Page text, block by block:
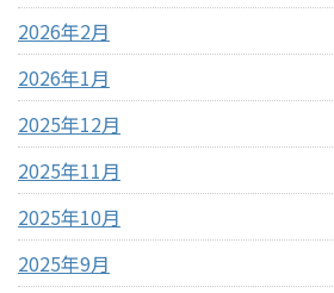
2026年2月
2026年1月
2025年12月
2025年11月
2025年10月
2025年9月